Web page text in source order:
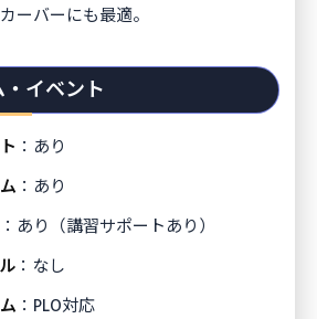
ーバーにも最適。
イベント
：あり
：あり
：あり（講習サポートあり）
：なし
：PLO対応